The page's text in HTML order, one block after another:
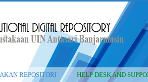
REPOSITORI HELP DESK AND